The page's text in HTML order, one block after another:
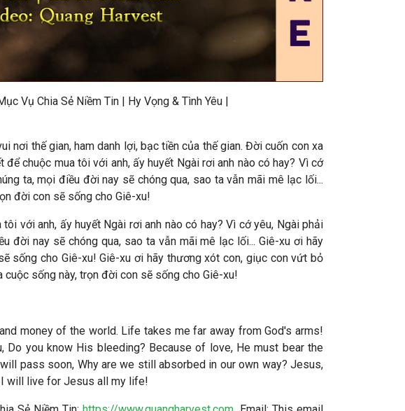
Vụ Chia Sẻ Niềm Tin | Hy Vọng & Tình Yêu |
nơi thế gian, ham danh lợi, bạc tiền của thế gian. Đời cuốn con xa
chuộc mua tôi với anh, ấy huyết Ngài rơi anh nào có hay? Vì cớ
ta, mọi điều đời nay sẽ chóng qua, sao ta vẫn mãi mê lạc lối...
đời con sẽ sống cho Giê-xu!
với anh, ấy huyết Ngài rơi anh nào có hay? Vì cớ yêu, Ngài phải
đời nay sẽ chóng qua, sao ta vẫn mãi mê lạc lối... Giê-xu ơi hãy
sống cho Giê-xu! Giê-xu ơi hãy thương xót con, giục con vứt bỏ
sống này, trọn đời con sẽ sống cho Giê-xu!
money of the world. Life takes me far away from God's arms!
Do you know His bleeding? Because of love, He must bear the
pass soon, Why are we still absorbed in our own way? Jesus,
will live for Jesus all my life!